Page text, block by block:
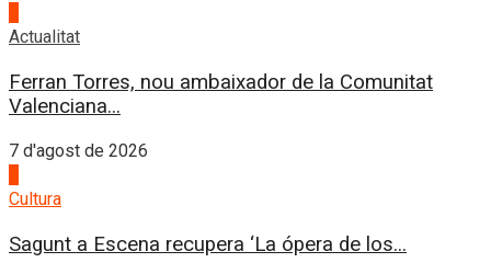
Actualitat
Ferran Torres, nou ambaixador de la Comunitat
Valenciana...
7 d'agost de 2026
Cultura
Sagunt a Escena recupera ‘La ópera de los...